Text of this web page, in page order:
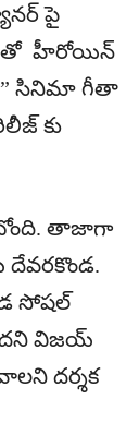
పై
హీరోయిన్
సినిమా గీతా
కు
తాజాగా
దేవరకొండ.
సోషల్
విజయ్
దర్శక